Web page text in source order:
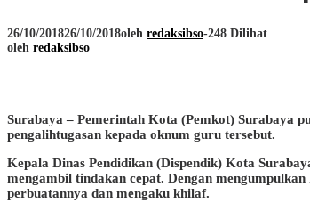
26/10/201826/10/2018oleh redaksibso-248 Dilihat
oleh redaksibso
Surabaya – Pemerintah Kota (Pemkot) Surabaya
pengalihtugasan kepada oknum guru tersebut.
Kepala Dinas Pendidikan (Dispendik) Kota
mengambil tindakan cepat. Dengan
perbuatannya dan mengaku khilaf.